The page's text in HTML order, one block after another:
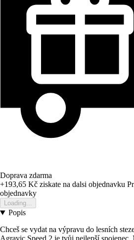
Doprava zdarma
+193,65 Kč ziskate na dalsi objednavku
objednavky
Loading...
Popis
Chceš se vydat na výpravu do lesních